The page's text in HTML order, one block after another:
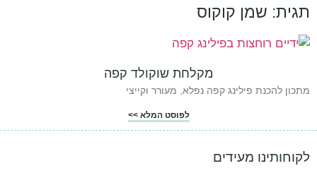
תגית: שמן קוקוס
מקלחת שוקולד קפה
מתכון להכנת פילינג קפה נפלא, מעורר וקייצי
לפוסט המלא >>
לקוחותינו מעידים